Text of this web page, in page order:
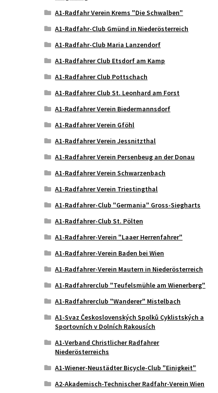
A1-Radfahr Verein Krems "Die Schwalben"
A1-Radfahr-Club Gmünd in Niederösterreich
A1-Radfahr-Club Maria Lanzendorf
A1-Radfahrer Club Etsdorf am Kamp
A1-Radfahrer Club Pottschach
A1-Radfahrer Club St. Leonhard am Forst
A1-Radfahrer Verein Biedermannsdorf
A1-Radfahrer Verein Gföhl
A1-Radfahrer Verein Jessnitzthal
A1-Radfahrer Verein Persenbeug an der Donau
A1-Radfahrer Verein Schwarzenbach
A1-Radfahrer Verein Triestingthal
A1-Radfahrer-Club "Germania" Gross-Siegharts
A1-Radfahrer-Club St. Pölten
A1-Radfahrer-Verein "Laaer Herrenfahrer"
A1-Radfahrer-Verein Baden bei Wien
A1-Radfahrer-Verein Mautern in Niederösterreich
A1-Radfahrerclub "Teufelsmühle am Wienerberg"
A1-Radfahrerclub "Wanderer" Mistelbach
A1-Svaz Československých Spolků Cyklistských a
Sportovních v Dolních Rakousích
A1-Verband Christlicher Radfahrer
Niederösterreichs
A1-Wiener-Neustädter Bicycle-Club "Einigkeit"
A2-Akademisch-Technischer Radfahr-Verein Wien